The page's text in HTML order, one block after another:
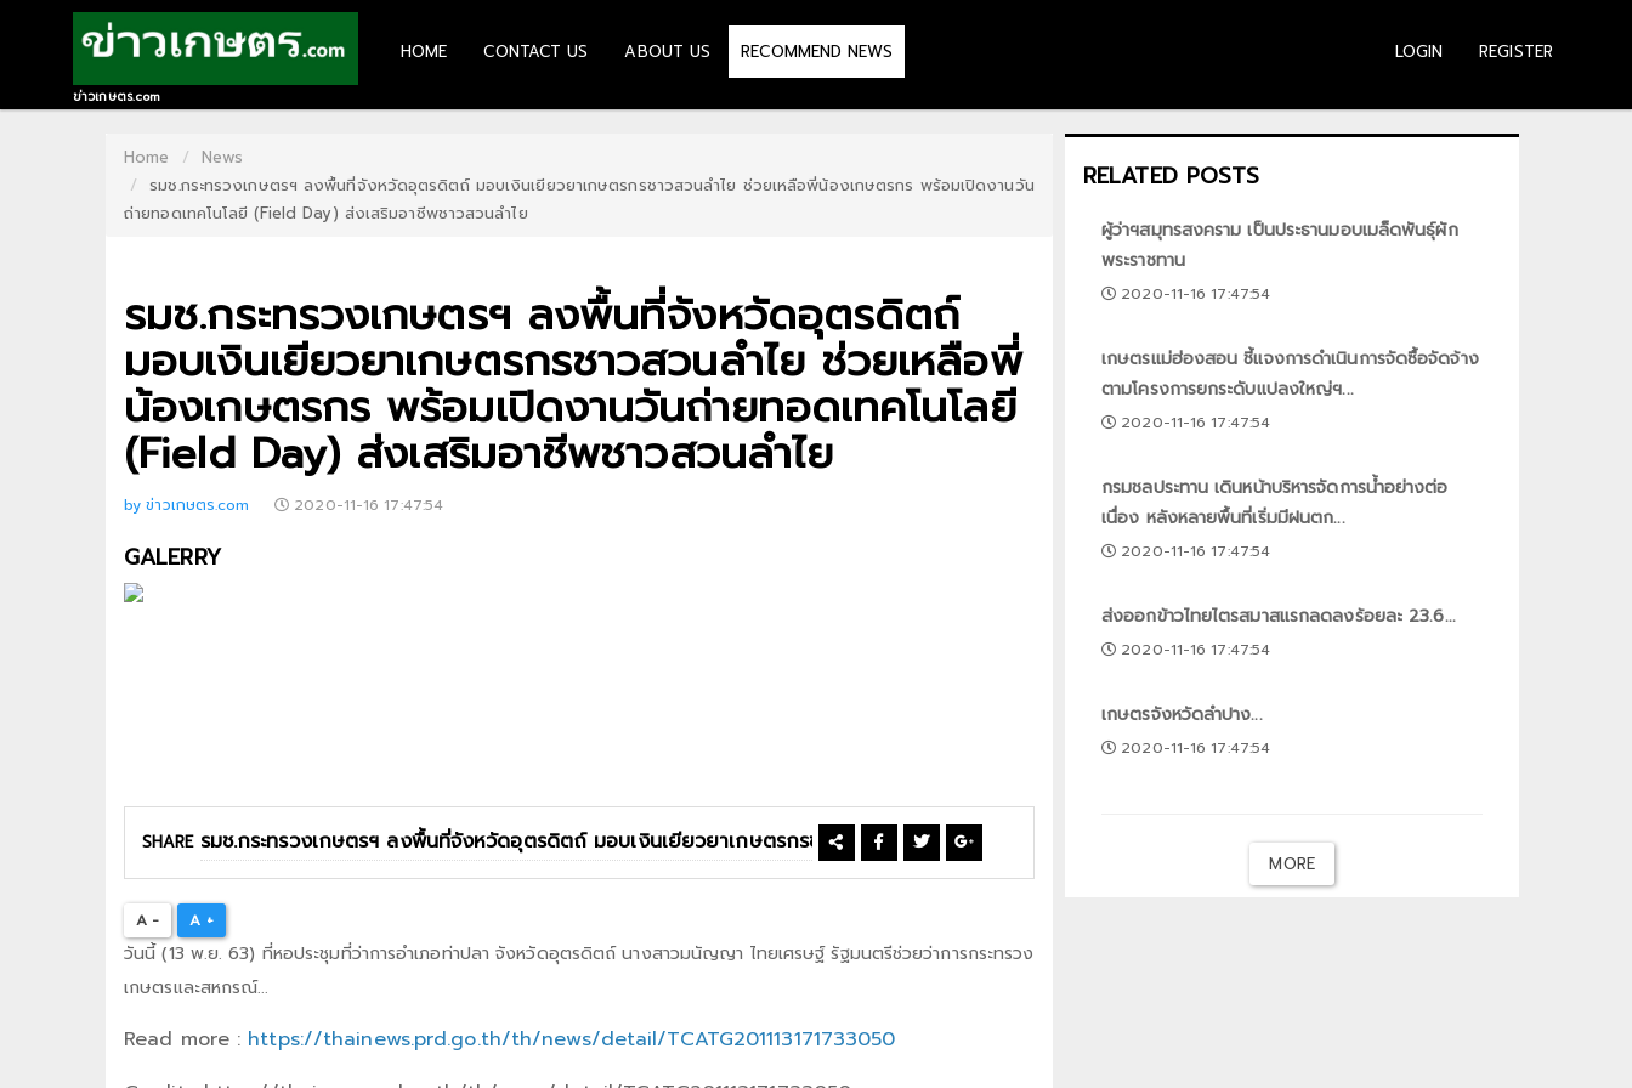
HOME
CONTACT
RECOMMEND
REGISTER
ข่าวเกษตร.com
HOME CONTACT US ABOUT US RECOMMEND NEWS LOGIN REGISTER
Home
News
รมช.กระทรวงเกษตรฯ ลงพื้นที่จังหวัดอุตรดิตถ์ มอบเงินเยียวยาเกษตรกรชาวสวนลำไย ช่วยเหลือพี่น้องเกษตรกร พร้อมเปิดงานวัน
ถ่ายทอดเทคโนโลยี (Field Day) ส่งเสริมอาชีพชาวสวนลำไย
รมช.กระทรวงเกษตรฯ ลงพื้นที่จังหวัดอุตรดิตถ์
มอบเงินเยียวยาเกษตรกรชาวสวนลำไย ช่วยเหลือพี่
น้องเกษตรกร พร้อมเปิดงานวันถ่ายทอดเทคโนโลยี
(Field Day) ส่งเสริมอาชีพชาวสวนลำไย
by ข่าวเกษตร.com 2020-11-16 17:47:54
GALERRY
SHARE
A - A +
วันนี้ (13 พ.ย. 63) ที่หอประชุมที่ว่าการอำเภอท่าปลา จังหวัดอุตรดิตถ์ นางสาวมนัญญา ไทยเศรษฐ์ รัฐมนตรีช่วยว่าการกระทรวง
เกษตรและสหกรณ์...
Read more : https://thainews.prd.go.th/th/news/detail/TCATG201113171733050
RELATED POSTS
ผู้ว่าฯสมุทรสงคราม เป็นประธานมอบเมล็ดพันธุ์ผัก
พระราชทาน
2020-11-16 17:47:54
เกษตรแม่ฮ่องสอน ชี้แจงการดำเนินการจัดซื้อจัดจ้าง
ตามโครงการยกระดับแปลงใหญ่ฯ...
2020-11-16 17:47:54
กรมชลประทาน เดินหน้าบริหารจัดการน้ำอย่างต่อ
เนื่อง หลังหลายพื้นที่เริ่มมีฝนตก...
2020-11-16 17:47:54
ส่งออกข้าวไทยไตรสมาสแรกลดลงร้อยละ 23.6...
2020-11-16 17:47:54
เกษตรจังหวัดลำปาง...
2020-11-16 17:47:54
MORE